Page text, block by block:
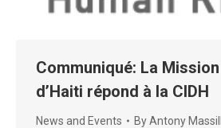
Communiqué: La
d’Haiti répond à la CIDH
News and Events ByAntony